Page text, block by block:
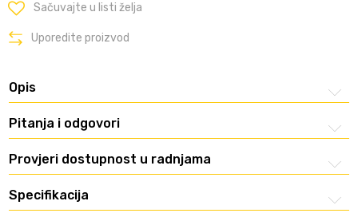
Sačuvajte u listi želja
Uporedite proizvod
Opis
Pitanja i odgovori
Provjeri dostupnost u radnjama
Specifikacija